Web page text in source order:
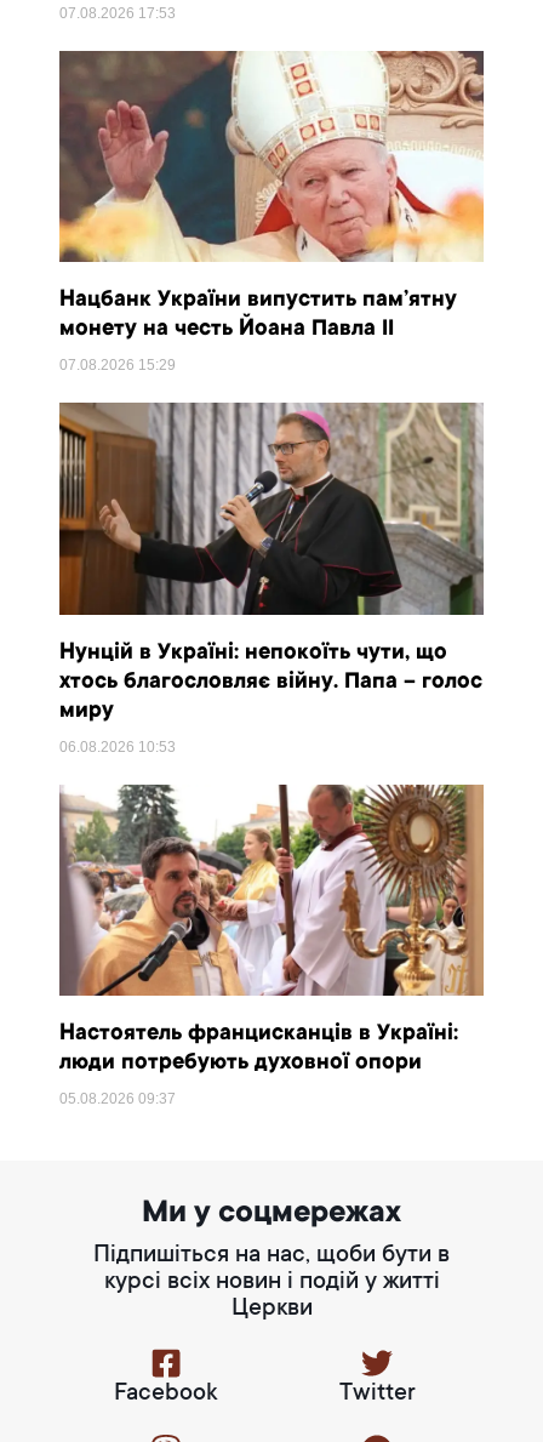
07.08.2026 17:53
Нацбанк України випустить пам’ятну
монету на честь Йоана Павла II
07.08.2026 15:29
Нунцій в Україні: непокоїть чути, що
хтось благословляє війну. Папа – голос
миру
06.08.2026 10:53
Настоятель францисканців в Україні:
люди потребують духовної опори
05.08.202609:37
Ми у соцмережах
Підпишіться на нас, щоби бути в
курсі всіх новин і подій у житті
Церкви
Facebook Twitter